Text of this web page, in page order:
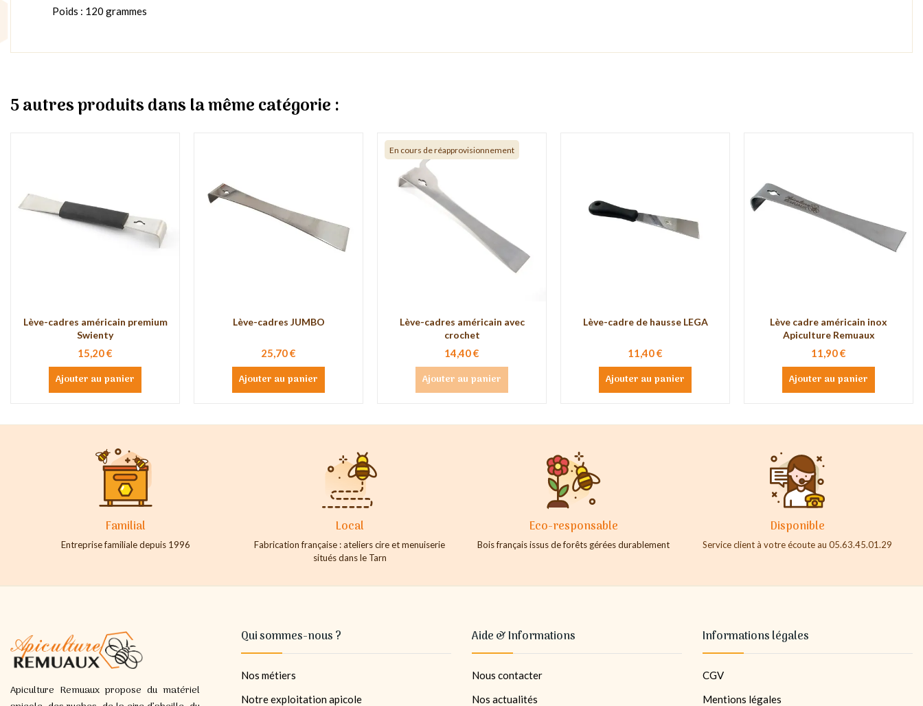
Poids : 120 grammes
5 autres produits dans la même catégorie :
Lève-cadres américain premium
Swienty
15,20 €
Ajouter au panier
Lève-cadres JUMBO
25,70 €
Ajouter au panier
En cours de réapprovisionnement
Lève-cadres américain avec
crochet
14,40 €
Ajouter au panier
Lève-cadre de hausse LEGA
11,40 €
Ajouter au panier
Lève cadre américain inox
Apiculture Remuaux
11,90 €
Ajouter au panier
Familial
Entreprise familiale depuis 1996
Local
Fabrication française : ateliers cire et menuiserie
situés dans le Tarn
Eco-responsable
Bois français issus de forêts gérées durablement
Disponible
Service client à votre écoute au 05.63.45.01.29
Apiculture Remuaux propose du matériel
Qui sommes-nous ?
Nos métiers
Notre exploitation apicole
Aide & Informations
Nous contacter
Nos actualités
Informations légales
CGV
Mentions légales